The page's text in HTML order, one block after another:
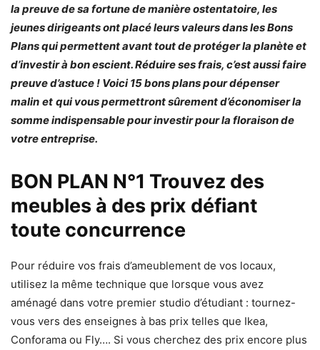
la preuve de sa fortune de manière ostentatoire, les
jeunes dirigeants ont placé leurs valeurs dans les Bons
Plans qui permettent avant tout de protéger la planète et
d’investir à bon escient. Réduire ses frais, c’est aussi faire
preuve d’astuce ! Voici 15 bons plans pour dépenser
malin et qui vous permettront sûrement d’économiser la
somme indispensable pour investir pour la floraison de
votre entreprise.
BON PLAN N°1 Trouvez des
meubles à des prix défiant
toute concurrence
Pour réduire vos frais d’ameublement de vos locaux,
utilisez la même technique que lorsque vous avez
aménagé dans votre premier studio d’étudiant : tournez-
vous vers des enseignes à bas prix telles que Ikea,
Conforama ou Fly…. Si vous cherchez des prix encore plus